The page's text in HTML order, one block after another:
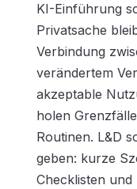
KI-Einführung
Privatsache
Verbindung
verändertem
akzeptable
holen
Routinen. L&D
geben: kurze
Checklisten und